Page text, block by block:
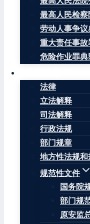
最高人民检察
劳动人事争议
重大责任事故
危险作业罪典
法律
立法解释
司法解释
行政法规
部门规章
地方性法规和
规范性文件
国务院
部门规
原安监
人员及车辆掩埋
院医治；死亡10
文章标签：#景泰
王康律师
王康律师，注册
因曾在安监局负
生产安全事故引
王康律师辩护的
关不批准逮捕当
果；王康律师代